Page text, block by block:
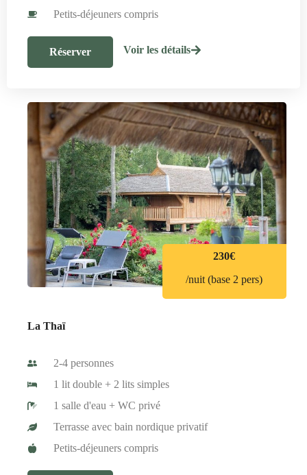
Petits-déjeuners compris
Réserver Voir les détails
230€
/nuit (base 2 pers)
La Thaï
2-4 personnes
1 lit double + 2 lits simples
1 salle d'eau + WC privé
Terrasse avec bain nordique privatif
Petits-déjeuners compris